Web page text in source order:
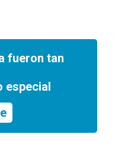
fueron tan
especial